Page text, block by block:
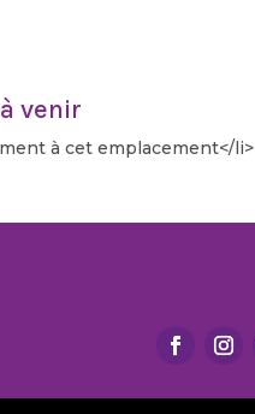
venir
à cet emplacement</li>